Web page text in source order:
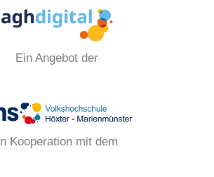
Ein Angebot der
In Kooperation mit dem